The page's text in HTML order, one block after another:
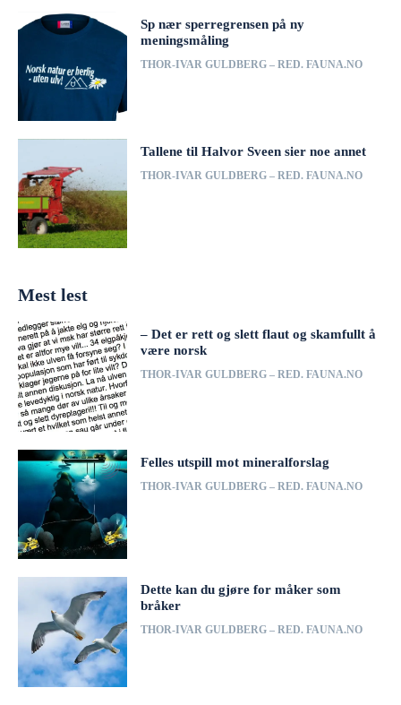
Sp nær sperregrensen på ny
meningsmåling
THOR-IVAR GULDBERG – RED. FAUNA.NO
Tallene til Halvor Sveen sier noe annet
THOR-IVAR GULDBERG – RED. FAUNA.NO
Mest lest
– Det er rett og slett flaut og skamfullt å
være norsk
THOR-IVAR GULDBERG – RED. FAUNA.NO
Felles utspill mot mineralforslag
THOR-IVAR GULDBERG – RED. FAUNA.NO
Dette kan du gjøre for måker som
bråker
THOR-IVAR GULDBERG – RED. FAUNA.NO